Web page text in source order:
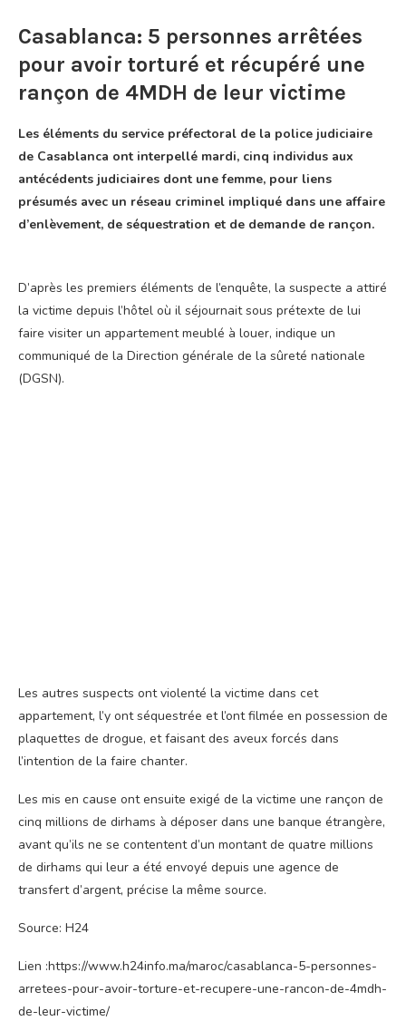
Casablanca: 5 personnes arrêtées
pour avoir torturé et récupéré une
rançon de 4MDH de leur victime
Les éléments du service préfectoral de la police judiciaire
de Casablanca ont interpellé mardi, cinq individus aux
antécédents judiciaires dont une femme, pour liens
présumés avec un réseau criminel impliqué dans une affaire
d’enlèvement, de séquestration et de demande de rançon.
D’après les premiers éléments de l’enquête, la suspecte a attiré
la victime depuis l’hôtel où il séjournait sous prétexte de lui
faire visiter un appartement meublé à louer, indique un
communiqué de la Direction générale de la sûreté nationale
(DGSN).
Les autres suspects ont violenté la victime dans cet
appartement, l’y ont séquestrée et l’ont filmée en possession de
plaquettes de drogue, et faisant des aveux forcés dans
l’intention de la faire chanter.
Les mis en cause ont ensuite exigé de la victime une rançon de
cinq millions de dirhams à déposer dans une banque étrangère,
avant qu’ils ne se contentent d’un montant de quatre millions
de dirhams qui leur a été envoyé depuis une agence de
transfert d’argent, précise la même source.
Source: H24
Lien :https://www.h24info.ma/maroc/casablanca-5-personnes-
arretees-pour-avoir-torture-et-recupere-une-rancon-de-4mdh-
de-leur-victime/